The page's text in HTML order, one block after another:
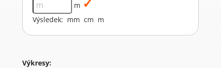
m
Výsledek: mm cm m
Výkresy: